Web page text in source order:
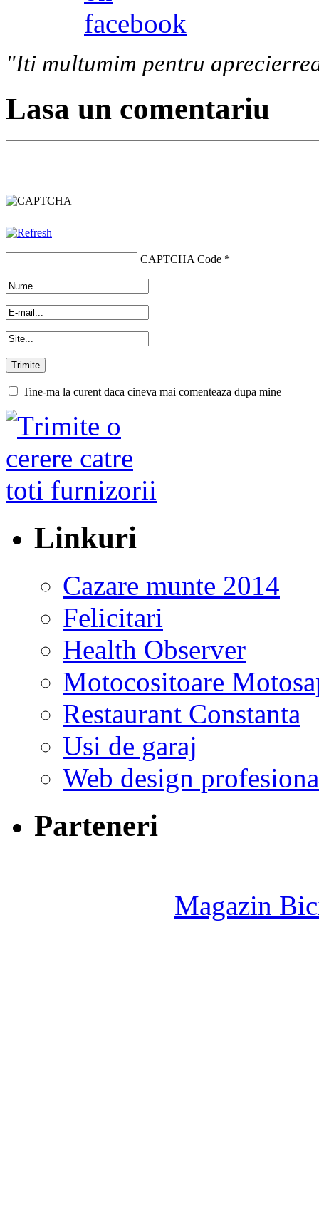
"Iti multumim pentru
Lasa un comentariu
CAPTCHA Code *
Tine-ma la curent daca cineva mai comenteaza dupa mine
Linkuri
Cazare munte 2014
Felicitari
Health Observer
Motocositoare
Restaurant Constanta
Usi de garaj
Web design
Parteneri
Magazin